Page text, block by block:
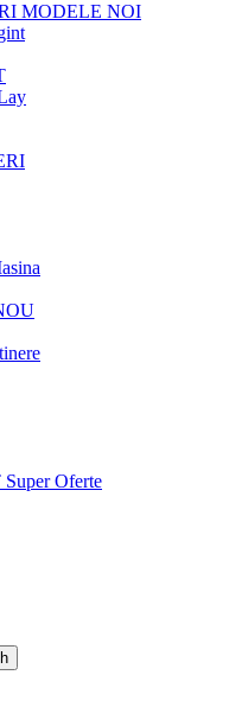
MODELE NOI
Super Oferte